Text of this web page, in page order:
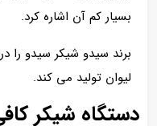
بسیار کم آن اشاره کرد.
برند سیدو شیکر سیدو را
لیوان تولید می کند.
دستگاه شیکر